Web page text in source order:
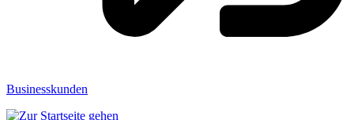
Businesskunden